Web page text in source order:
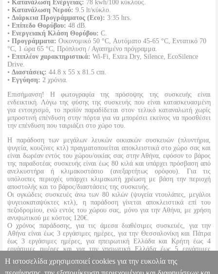
• Κατανάλωση Ενέργειας: 78 kwh/100 κύκλους.
• Κατανάλωση Νερού: 9.5 lt/κύκλο.
• Διάρκεια Προγράμματος (Eco): 3:35 hrs.
• Επίπεδο Θορύβου: 48 dB.
• Ενεργειακή Κλάση Θορύβου: C.
• Προγράμματα: Οικονομικό 50 °C, Αυτόματο 45-65 °C, Εντατικό 70
°C, 1 ώρα 65 °C, Πρόπλυση / Αγαπημένο πρόγραμμα.
• Επιπλέον χαρακτηριστικά: Wi-Fi, Extra Dry, Silence, EcoSilence
Drive.
• Διαστάσεις: 44.8 x 55 x 81.5 cm.
• Εγγύηση: 2 χρόνια.
Επισήμανση! Η φωτογραφία της πρόσοψης της συσκευής είναι
ενδεικτική. Λόγω της φύσης της συσκευής που είναι κατασκευασμένη
για εντοιχισμό, το προϊόν παραδίδεται στον τελικό καταναλωτή χωρίς
μπροστινή επένδυση στην πόρτα για να μπορέσει εκείνος να προσθέσει
την επένδυση που ταιριάζει στο χώρο του.
Η παράδοση των μεγάλων λευκών οικιακών συσκευών (πλυντήρια,
ψυγεία, κουζίνες κτλ) πραγματοποιείται αποκλειστικά στο χώρο σας και
είναι δωρέαν εντός του χώρου/οικίας σας στην Αθήνα, εφόσον το βάρος
της παραδοτέας συσκευής είναι έως 80 κιλά και υπάρχει πρόσβαση από
ανελκυστήρα ή κλιμακοστάσιο (ανεξαρτήτως ορόφου). Για τις
υπόλοιπες περιοχές υπάρχει κλιμακωτή χρέωση με βάση την περιοχή
αποστολής και το βάρος/διαστάσεις της συσκευής.
Οι ογκώδεις συσκευές άνω των 80 κιλών (ψυγεία ντουλάπες, μεγάλοι
ψυγειοκαταψύκτες κτλ), η παράδοση γίνεται αποκλειστικά επί του
πεζοδρομίου, ενώ εντός του χώρου σας, μόνο για την Αθήνα, με χρήση
ανυψωτικού με κόστος 120€.
Ο χρόνος παράδοσης, για τις άμεσα διαθέσιμες συσκευές, για την
Αθήνα είναι έως 3 εργάσιμες ημέρες, για την Θεσσαλονίκη και Πάτρα
έως 3 εργάσιμες ημέρες, για ηπειρωτική Ελλάδα και Κρήτη έως 4
εργάσιμες ημέρες και για την νησιωτική Ελλάδα έως 5 εργάσιμες
ημέρες. Σε κάθε περίπτωση θα υπάρξει τηλεφωνική επικοινωνία μαζί
σας για το ακριβές ραντεβού της παράδοσης.
Η ιστοσελίδα χρησιμοποιεί cookies για την ευκολία της